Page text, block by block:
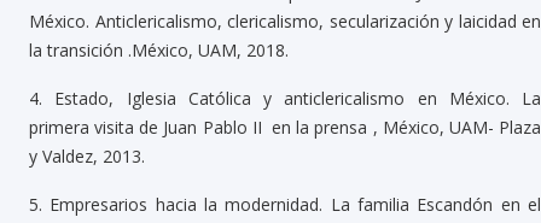
México. Anticlericalismo, clericalismo, secularización y laicidad en
la transición .México, UAM, 2018.
4.
Estado, Iglesia Católica y anticlericalismo en México. La
primera visita de Juan Pablo II en la prensa , México, UAM- Plaza
y Valdez, 2013.
5. Empresarios hacia la modernidad. La familia Escandón en el